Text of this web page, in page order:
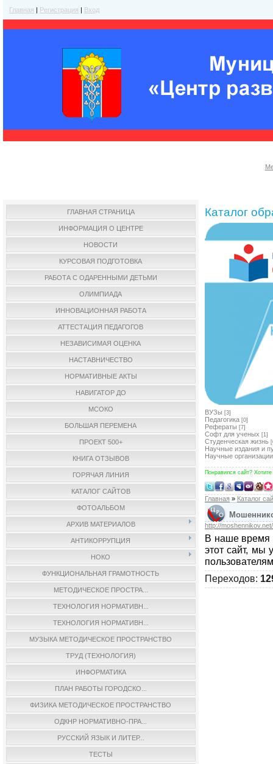
Главная | Регистрация | Вход
ГЛАВНАЯ СТРАНИЦА
ИНФОРМАЦИЯ О ЦЕНТРЕ
НОВОСТИ
КУРСОВАЯ ПОДГОТОВКА
РАБОТА С ОДАРЕННЫМИ ДЕТЬМИ
ОЛИМПИАДА
ИННОВАЦИОННАЯ РАБОТА
АТТЕСТАЦИЯ ПЕДАГОГОВ
НЕЗАВИСИМАЯ ОЦЕНКА
НАСТАВНИЧЕСТВО
НОРМАТИВНЫЕ АКТЫ
НАВИГАТОР ДО
МСОКО
БОЛЬШАЯ ПЕРЕМЕНА
ПРОЕКТ 500+
КНИГА ОТЗЫВОВ
ГОРЯЧАЯ ЛИНИЯ
КАТАЛОГ САЙТОВ
ФОТОАЛЬБОМ
АРХИВ МАТЕРИАЛОВ
АНТИКОРРУПЦИЯ
НОКО
ФУНКЦИОНАЛЬНАЯ ГРАМОТНОСТЬ
МЕТОДИЧЕСКОЕ ПРОСТРА...
ТЕХНОЛОГИЯ НОРМАТИВН...
ТЕХНОЛОГИЯ НОРМАТИВН...
МУЗЫКА МЕТОДИЧЕСКОЕ ПРОСТРАНСТВО
ТРУД (ТЕХНОЛОГИЯ)
ИНФОРМАТИКА
ПЛАН РАБОТЫ ГОРОДСКО...
ФИЗИКА МЕТОДИЧЕСКОЕ ПРОСТРАНСТВО
ОДКНР НОРМАТИВНО-ПРА...
РУССКИЙ ЯЗЫК И ЛИТЕР...
ТЕСТЫ
Каталог
ВУЗы [3]
Педагогика [0]
Рефераты [7]
Софт для ученых [1]
Студенческая жизнь
Научные издания и
Научные организации
Понравился сайт?
Главная » Каталог
http://moshennikov.net/
В наше время
этот сайт, мы
Переходов: